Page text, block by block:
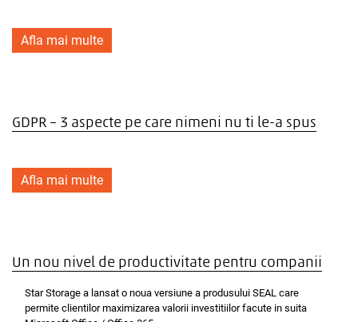
Afla mai multe
GDPR – 3 aspecte pe care nimeni nu ti le-a spus
Afla mai multe
Un nou nivel de productivitate pentru companii
Star Storage a lansat o noua versiune a produsului SEAL care
permite clientilor maximizarea valorii investitiilor facute in suita